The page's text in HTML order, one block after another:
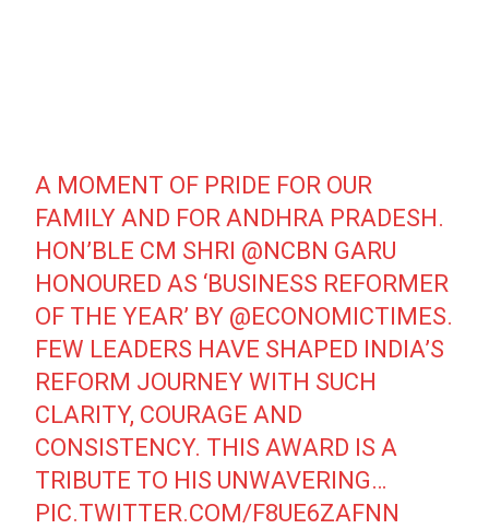
A MOMENT OF PRIDE FOR OUR
FAMILY AND FOR ANDHRA PRADESH.
HON’BLE CM SHRI @NCBN GARU
HONOURED AS ‘BUSINESS REFORMER
OF THE YEAR’ BY @ECONOMICTIMES.
FEW LEADERS HAVE SHAPED INDIA’S
REFORM JOURNEY WITH SUCH
CLARITY, COURAGE AND
CONSISTENCY. THIS AWARD IS A
TRIBUTE TO HIS UNWAVERING…
PIC.TWITTER.COM/F8UE6ZAFNN